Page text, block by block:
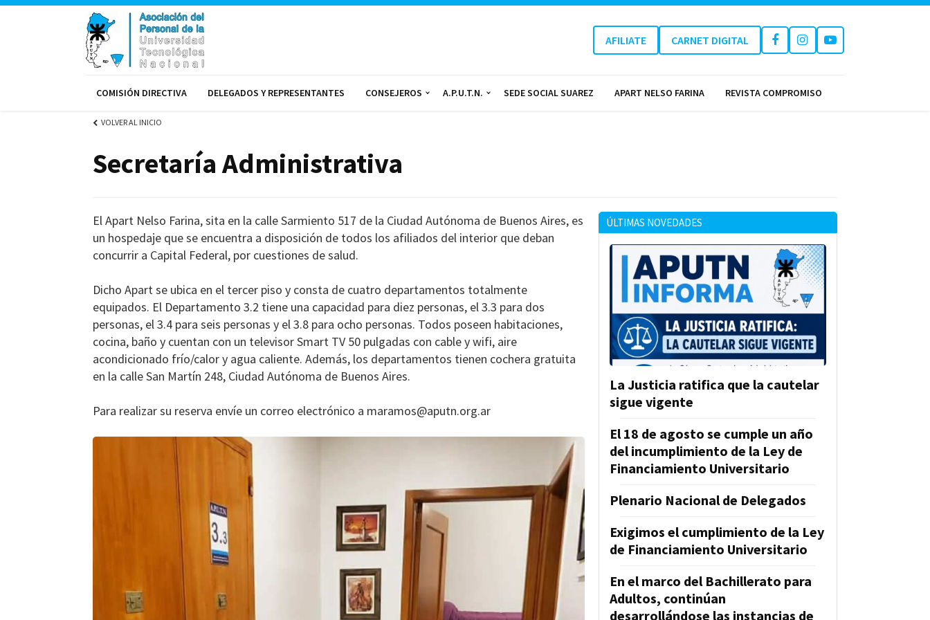
AFILIATE CARNET DIGITAL
COMISIÓN DIRECTIVA DELEGADOS Y REPRESENTANTES CONSEJEROS A.P.U.T.N. SEDE SOCIAL SUAREZ APART NELSO FARINA REVISTA COMPROMISO
VOLVER AL INICIO
Secretaría Administrativa
El Apart Nelso Farina, sita en la calle Sarmiento 517 de la Ciudad Autónoma de Buenos Aires, es
un hospedaje que se encuentra a disposición de todos los afiliados del interior que deban
concurrir a Capital Federal, por cuestiones de salud.
Dicho Apart se ubica en el tercer piso y consta de cuatro departamentos totalmente
equipados. El Departamento 3.2 tiene una capacidad para diez personas, el 3.3 para dos
personas, el 3.4 para seis personas y el 3.8 para ocho personas. Todos poseen habitaciones,
cocina, baño y cuentan con un televisor Smart TV 50 pulgadas con cable y wifi, aire
acondicionado frío/calor y agua caliente. Además, los departamentos tienen cochera gratuita
en la calle San Martín 248, Ciudad Autónoma de Buenos Aires.
Para realizar su reserva envíe un correo electrónico a maramos@aputn.org.ar
ÚLTIMAS NOVEDADES
La Justicia ratifica que la cautelar
sigue vigente
El 18 de agosto se cumple un año
del incumplimiento de la Ley de
Financiamiento Universitario
Plenario Nacional de Delegados
Exigimos el cumplimiento de la Ley
de Financiamiento Universitario
En el marco del Bachillerato para
Adultos, continúan
desarrollándose las instancias de